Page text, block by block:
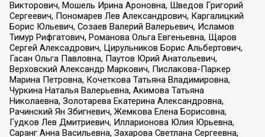
Викторович, Мошель Ирина Ароновна, Шведов Григорий
Сергеевич, Пономарев Лев Александрович, Каргалицкий
Борис Юльевич, Созаев Валерий Валерьевич, Исламов
Тимур Рифгатович, Романова Ольга Евгеньевна, Щаров
Сергей Алексадрович, Цирульников Борис Альбертович,
Гасан Ольга Павловна, Паутов Юрий Анатольевич,
Верховский Александр Маркович, Пислакова-Паркер
Марина Петровна, Кочеткова Татьяна Владимировна,
Чуркина Наталья Валерьевна, Акимова Татьяна
Николаевна, Золотарева Екатерина Александровна,
Рачинский Ян Збигневич, Жемкова Елена Борисовна,
Гудков Лев Дмитриевич, Илларионова Юлия Юрьевна,
Саранг Анна Васильевна, Захарова Светлана Сергеевна,